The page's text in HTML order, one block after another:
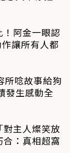
阿金一眼認
讓所有人都
所唸故事給狗
發生感動全
主人燦笑放
：真相超窩